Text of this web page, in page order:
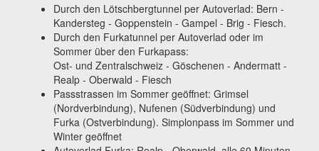
Durch den Lötschbergtunnel per Autoverlad: Bern -
Kandersteg - Goppenstein - Gampel - Brig - Fiesch.
Durch den Furkatunnel per Autoverlad oder im
Sommer über den Furkapass:
Ost- und Zentralschweiz - Göschenen - Andermatt -
Realp - Oberwald - Fiesch
Passstrassen im Sommer geöffnet: Grimsel
(Nordverbindung), Nufenen (Südverbindung) und
Furka (Ostverbindung). Simplonpass im Sommer und
Winter geöffnet